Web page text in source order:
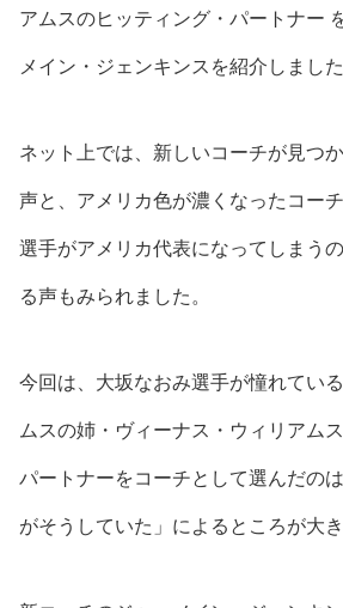
アムスのヒッティング・パートナー
メイン・ジェンキンスを紹介しました
ネット上では、新しいコーチが見つ
声と、アメリカ色が濃くなったコー
選手がアメリカ代表になってしまう
る声もみられました。
今回は、大坂なおみ選手が憧れてい
ムスの姉・ヴィーナス・ウィリアム
パートナーをコーチとして選んだの
がそうしていた」によるところが大き